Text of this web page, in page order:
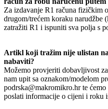
Za izdavanje R1 računa fizičkim
drugom/trećem koraku narudžbe
zatražiti R1 i ispuniti sva polja s
Artikl koji tražim nije ulistan na
nabaviti?
Možemo provjeriti dobavljivost
nam upit sa oznakom/modelom
podrska@makromikro.hr te
poslati informacije o cijeni i roku